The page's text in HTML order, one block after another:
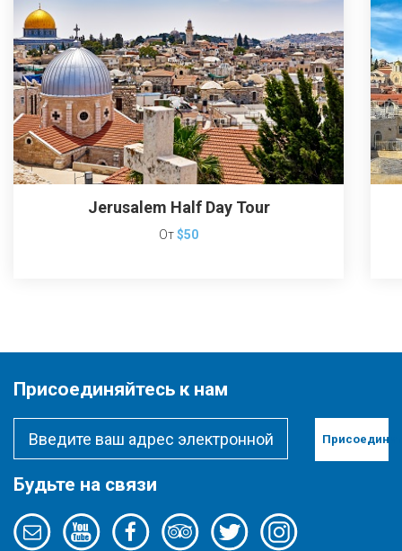
Jerusalem Half Day Tour
От$50
Присоединяйтесь к нам
Будьте на связи